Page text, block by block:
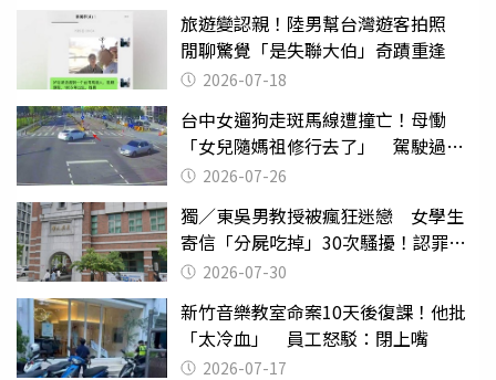
旅遊變認親！陸男幫台灣遊客拍照
閒聊驚覺「是失聯大伯」奇蹟重逢
2026-07-18
台中女遛狗走斑馬線遭撞亡！母慟
「女兒隨媽祖修行去了」 駕駛過失
致死判9月
2026-07-26
獨／東吳男教授被瘋狂迷戀 女學生
寄信「分屍吃掉」30次騷擾！認罪免
關 2026-07-30
新竹音樂教室命案10天後復課！他批
「太冷血」 員工怒駁：閉上嘴
2026-07-17